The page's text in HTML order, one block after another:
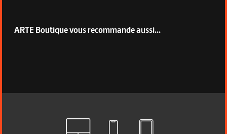
ARTE Boutique vous recommande aussi...